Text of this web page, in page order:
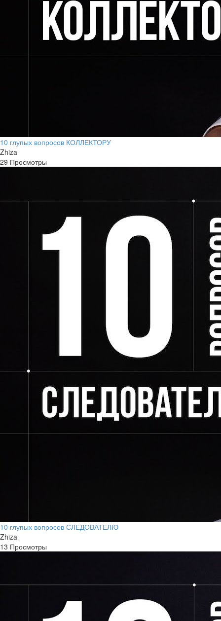
10 глупых вопросов КОЛЛЕКТОРУ
Zhiza
29 Просмотры
10 глупых вопросов СЛЕДОВАТЕЛЮ
Zhiza
13 Просмотры